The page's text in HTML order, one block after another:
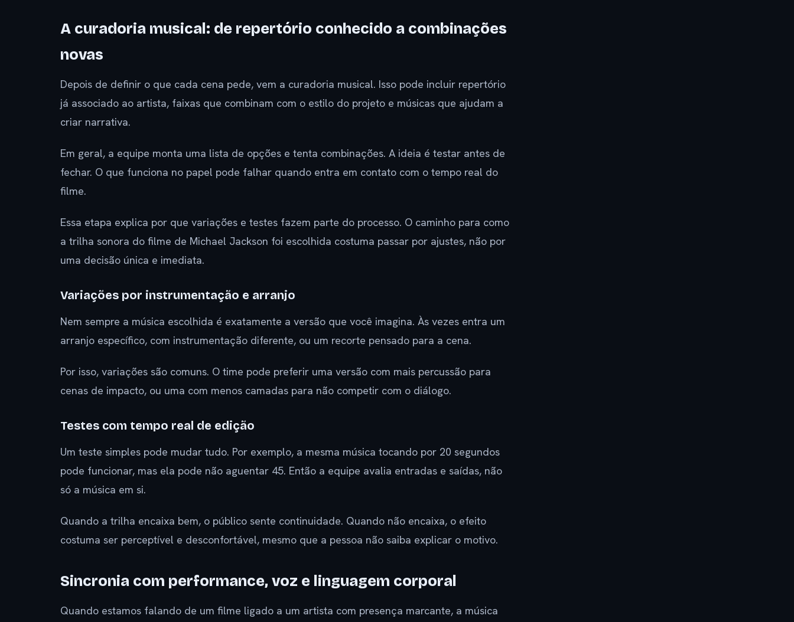
A curadoria musical: de repertório conhecido a combinações
novas
Depois de definir o que cada cena pede, vem a curadoria musical. Isso pode incluir repertório
já associado ao artista, faixas que combinam com o estilo do projeto e músicas que ajudam a
criar narrativa.
Em geral, a equipe monta uma lista de opções e tenta combinações. A ideia é testar antes de
fechar. O que funciona no papel pode falhar quando entra em contato com o tempo real do
filme.
Essa etapa explica por que variações e testes fazem parte do processo. O caminho para como
a trilha sonora do filme de Michael Jackson foi escolhida costuma passar por ajustes, não por
uma decisão única e imediata.
Variações por instrumentação e arranjo
Nem sempre a música escolhida é exatamente a versão que você imagina. Às vezes entra um
arranjo específico, com instrumentação diferente, ou um recorte pensado para a cena.
Por isso, variações são comuns. O time pode preferir uma versão com mais percussão para
cenas de impacto, ou uma com menos camadas para não competir com o diálogo.
Testes com tempo real de edição
Um teste simples pode mudar tudo. Por exemplo, a mesma música tocando por 20 segundos
pode funcionar, mas ela pode não aguentar 45. Então a equipe avalia entradas e saídas, não
só a música em si.
Quando a trilha encaixa bem, o público sente continuidade. Quando não encaixa, o efeito
costuma ser perceptível e desconfortável, mesmo que a pessoa não saiba explicar o motivo.
Sincronia com performance, voz e linguagem corporal
Quando estamos falando de um filme ligado a um artista com presença marcante, a música